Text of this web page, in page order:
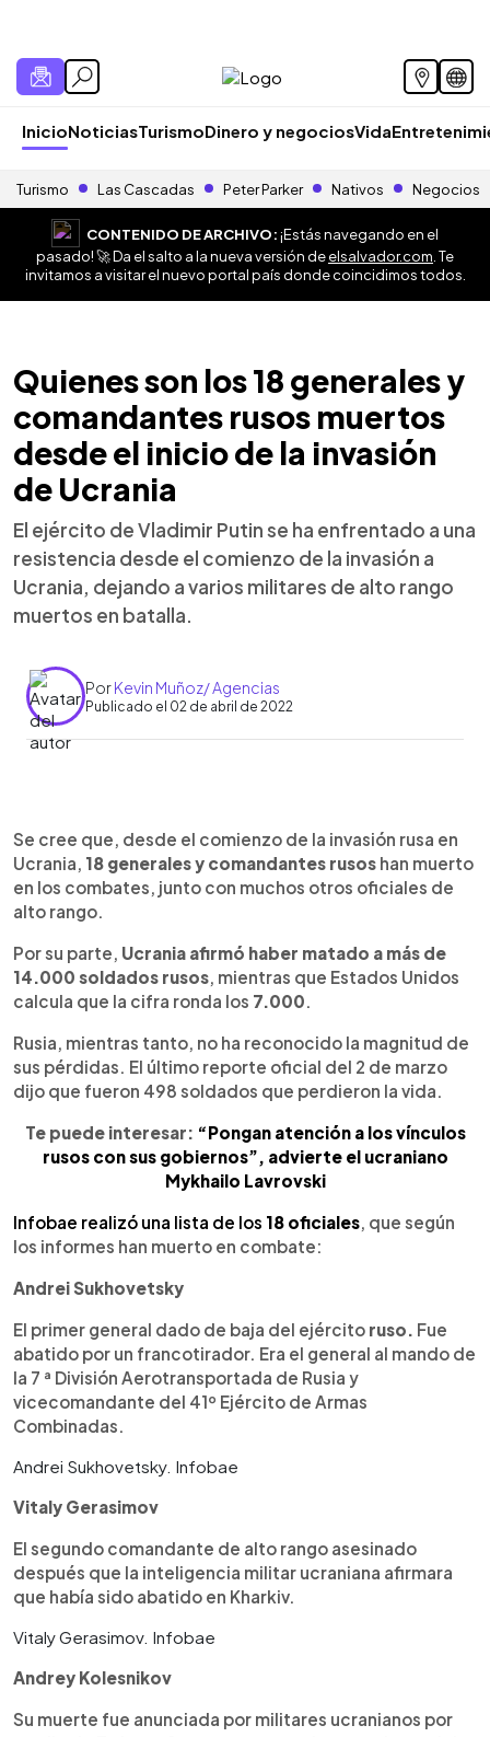
InicioNoticiasTurismoDinero y negociosVida
Turismo Las Cascadas Peter Parker Nativos Negocios
CONTENIDO DE ARCHIVO:¡Estás navegando en el
pasado! 🚀 Da el salto a la nueva versión deelsalvador.com . Te
invitamos a visitar el nuevo portal país donde coincidimos todos.
Quienes son los 18 generales y
comandantes rusos muertos
desde el inicio de la invasión
de Ucrania
El ejército de Vladimir Putin se ha enfrentado a una
resistencia desde el comienzo de la invasión a
Ucrania, dejando a varios militares de alto rango
muertos en batalla.
PorKevin Muñoz/ Agencias
Publicado el 02 de abril de 2022
Escuchar artículo
Se cree que, desde el comienzo de la invasión rusa en
Ucrania, 18 generales y comandantes rusos han muerto
en los combates, junto con muchos otros oficiales de
alto rango.
Por su parte, Ucrania afirmó haber matado a más de
14.000 soldados rusos, mientras que Estados Unidos
calcula que la cifra ronda los 7.000.
Rusia, mientras tanto, no ha reconocido la magnitud de
sus pérdidas. El último reporte oficial del 2 de marzo
dijo que fueron 498 soldados que perdieron la vida.
Te puede interesar: “Pongan atención a los vínculos
rusos con sus gobiernos”, advierte el ucraniano
Mykhailo Lavrovski
Infobae realizó una lista de los 18 oficiales, que según
los informes han muerto en combate:
Andrei Sukhovetsky
El primer general dado de baja del ejército ruso. Fue
abatido por un francotirador. Era el general al mando de
la 7 ª División Aerotransportada de Rusia y
vicecomandante del 41º Ejército de Armas
Combinadas.
Andrei Sukhovetsky. Infobae
Vitaly Gerasimov
El segundo comandante de alto rango asesinado
después que la inteligencia militar ucraniana afirmara
que había sido abatido en Kharkiv.
Vitaly Gerasimov. Infobae
Andrey Kolesnikov
Su muerte fue anunciada por militares ucranianos por